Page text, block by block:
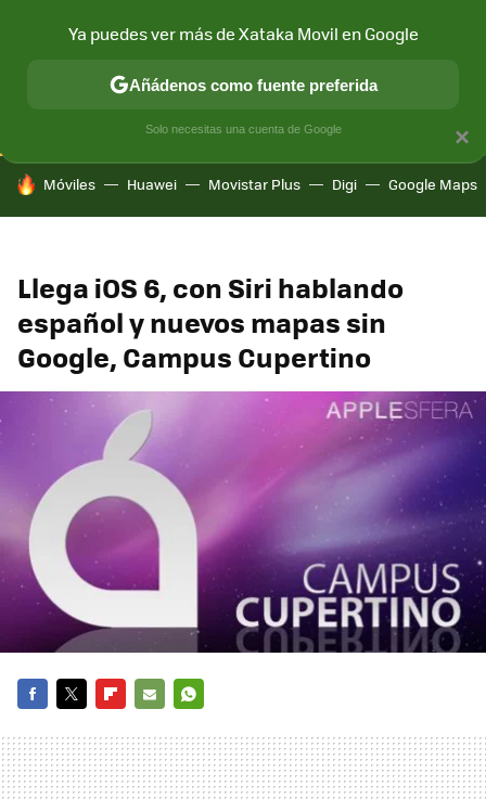
CONECTIVIDAD MÓVIL Y SOCIEDAD APLICACIONES
HOY SE HABLA DE
Móviles Huawei Movistar Plus Digi Google Maps
Llega iOS 6, con Siri hablando
español y nuevos mapas sin
Google, Campus Cupertino
MAIL
×
Ya puedes ver más de Xataka Movil en Google
Añádenos como fuente preferida
Solo necesitas una cuenta de Google